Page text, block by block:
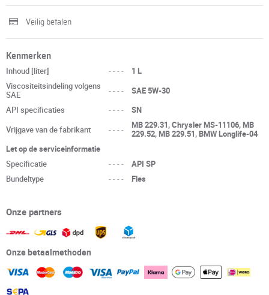
Veilig betalen
Kenmerken
Inhoud [liter] ----
1 L
Viscositeitsindeling volgens
SAE
----
SAE 5W-30
API specificaties
----
SN
Vrijgave van de fabrikant
----
MB 229.31, Chrysler MS-11106, MB
229.52, MB 229.51, BMW Longlife-04
Let op de serviceinformatie
Specificatie
----
API SP
Bundeltype
---- Fles
Onze partners
Onze betaalmethoden